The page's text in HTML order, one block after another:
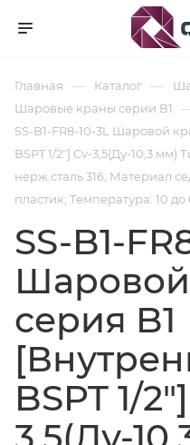
Главная — Каталог —
Шаровые краны серии В1
SS-B1-FR8-10-3L Шаровой
BSPT 1/2"] Cv-3,5(Ду-10,3
нерж.сталь 316; Материал
пластик; Температура: 10
SS-B1-
серия B1
BSPT 1/